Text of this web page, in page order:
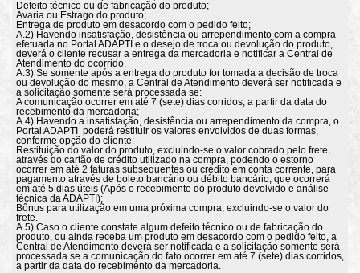
Defeito técnico ou de fabricação do produto;
Avaria ou Estrago do produto;
Entrega de produto em desacordo com o pedido feito;
A.2) Havendo insatisfação, desistência ou arrependimento com a compra
efetuada no Portal ADAPTI e o desejo de troca ou devolução do produto,
deverá o cliente recusar a entrega da mercadoria e notificar a Central de
Atendimento do ocorrido.
A.3) Se somente após a entrega do produto for tomada a decisão de troca
ou devolução do mesmo, a Central de Atendimento deverá ser notificada e
a solicitação somente será processada se:
A comunicação ocorrer em até 7 (sete) dias corridos, a partir da data do
recebimento da mercadoria;
A.4) Havendo a insatisfação, desistência ou arrependimento da compra, o
Portal ADAPTI poderá restituir os valores envolvidos de duas formas,
conforme opção do cliente:
Restituição do valor do produto, excluindo-se o valor cobrado pelo frete,
através do cartão de crédito utilizado na compra, podendo o estorno
ocorrer em até 2 faturas subsequentes ou crédito em conta corrente, para
pagamento através de boleto bancário ou débito bancário, que ocorrerá
em até 5 dias úteis (Após o recebimento do produto devolvido e análise
técnica da ADAPTI);
Bônus para utilização em uma próxima compra, excluindo-se o valor do
frete.
A.5) Caso o cliente constate algum defeito técnico ou de fabricação do
produto, ou ainda receba um produto em desacordo com o pedido feito, a
Central de Atendimento deverá ser notificada e a solicitação somente será
processada se a comunicação do fato ocorrer em até 7 (sete) dias corridos,
a partir da data do recebimento da mercadoria.